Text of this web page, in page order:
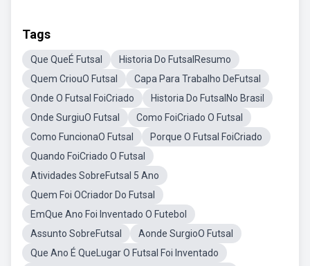
Tags
Que QueÉ Futsal
Historia Do FutsalResumo
Quem CriouO Futsal
Capa Para Trabalho DeFutsal
Onde O Futsal FoiCriado
Historia Do FutsalNo Brasil
Onde SurgiuO Futsal
Como FoiCriado O Futsal
Como FuncionaO Futsal
Porque O Futsal FoiCriado
Quando FoiCriado O Futsal
Atividades SobreFutsal 5 Ano
Quem Foi OCriador Do Futsal
EmQue Ano Foi Inventado O Futebol
Assunto SobreFutsal
Aonde SurgioO Futsal
Que Ano É QueLugar O Futsal Foi Inventado